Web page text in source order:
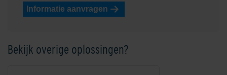
Informatie aanvragen
Bekijk overige oplossingen?